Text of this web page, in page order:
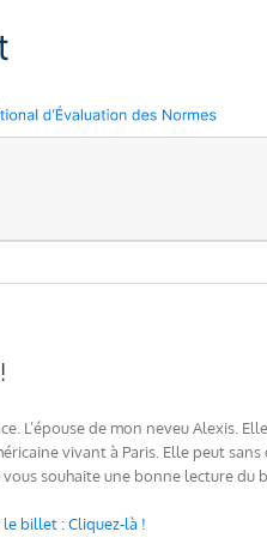
L’épouse de mon neveu Alexis.
vivant à Paris. Elle peut
vous souhaite une bonne lecture
billet : Cliquez-là !